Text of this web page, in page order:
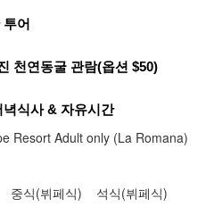
어
천연동굴 관람(옵션 $50)
식사 & 자유시간
Resort Adult only (La Romana)
중식(뷔페식) 석식(뷔페식)